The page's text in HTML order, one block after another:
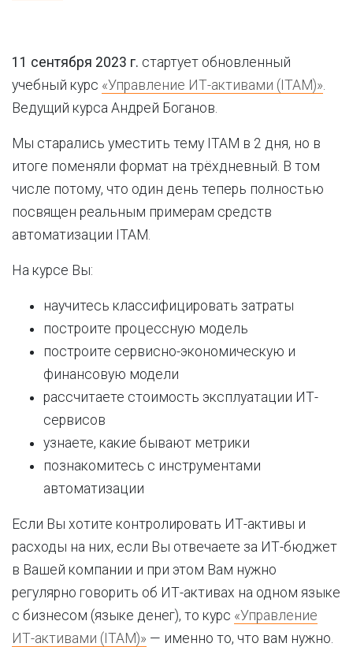
11 сентября 2023 г. стартует обновленный
учебный курс «Управление ИТ-активами (ITAM)».
Ведущий курса Андрей Боганов.
Мы старались уместить тему ITAM в 2 дня, но в
итоге поменяли формат на трёхдневный. В том
числе потому, что один день теперь полностью
посвящен реальным примерам средств
автоматизации ITAM.
На курсе Вы:
научитесь классифицировать затраты
построите процессную модель
построите сервисно-экономическую и
финансовую модели
рассчитаете стоимость эксплуатации ИТ-
сервисов
узнаете, какие бывают метрики
познакомитесь с инструментами
автоматизации
Если Вы хотите контролировать ИТ-активы и
расходы на них, если Вы отвечаете за ИТ-бюджет
в Вашей компании и при этом Вам нужно
регулярно говорить об ИТ-активах на одном языке
с бизнесом (языке денег), то курс «Управление
ИТ-активами (ITAM)» — именно то, что вам нужно.